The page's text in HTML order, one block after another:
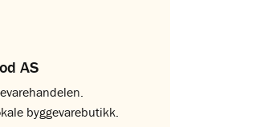
AS
byggevarebutikk.